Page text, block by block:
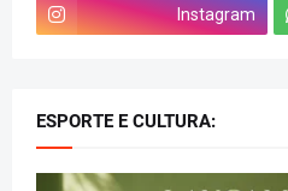
Instagram
ESPORTE E CULTURA: